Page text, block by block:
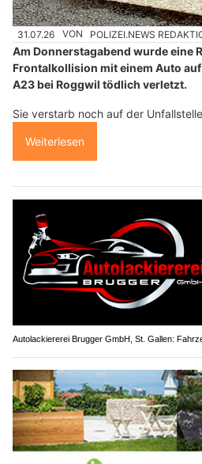
31.07.26 VON POLIZEI.NEWS
Am Donnerstagabend wurde eine
Frontalkollision mit einem Auto
A23 bei Roggwil tödlich verletzt.
Sie verstarb noch auf der
Weiterlesen
Autolackiererei Brugger GmbH, St. Gallen: